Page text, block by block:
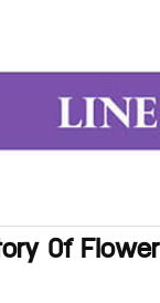
Of Flower